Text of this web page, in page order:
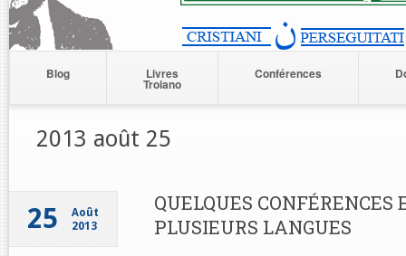
Blog Livres
Troiano
Conférences
2013 août 25
25
Août
2013
QUELQUES CONFÉRENCES
PLUSIEURS LANGUES